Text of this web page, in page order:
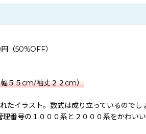
（50%OFF）
５５cm/袖丈２２cm）
たイラスト。数式は成り立っているのでし
番号の１０００系と２０００系をかわい